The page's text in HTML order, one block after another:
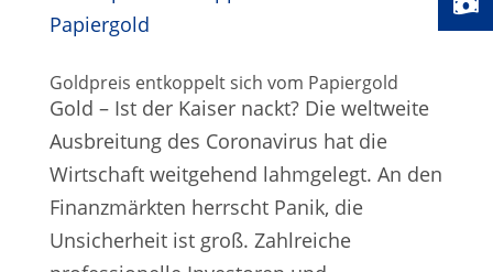
Goldpreis entkoppelt sich vom Papiergold
Gold – Ist der Kaiser nackt? Die weltweite
Ausbreitung des Coronavirus hat die
Wirtschaft weitgehend lahmgelegt. An den
Finanzmärkten herrscht Panik, die
Unsicherheit ist groß. Zahlreiche